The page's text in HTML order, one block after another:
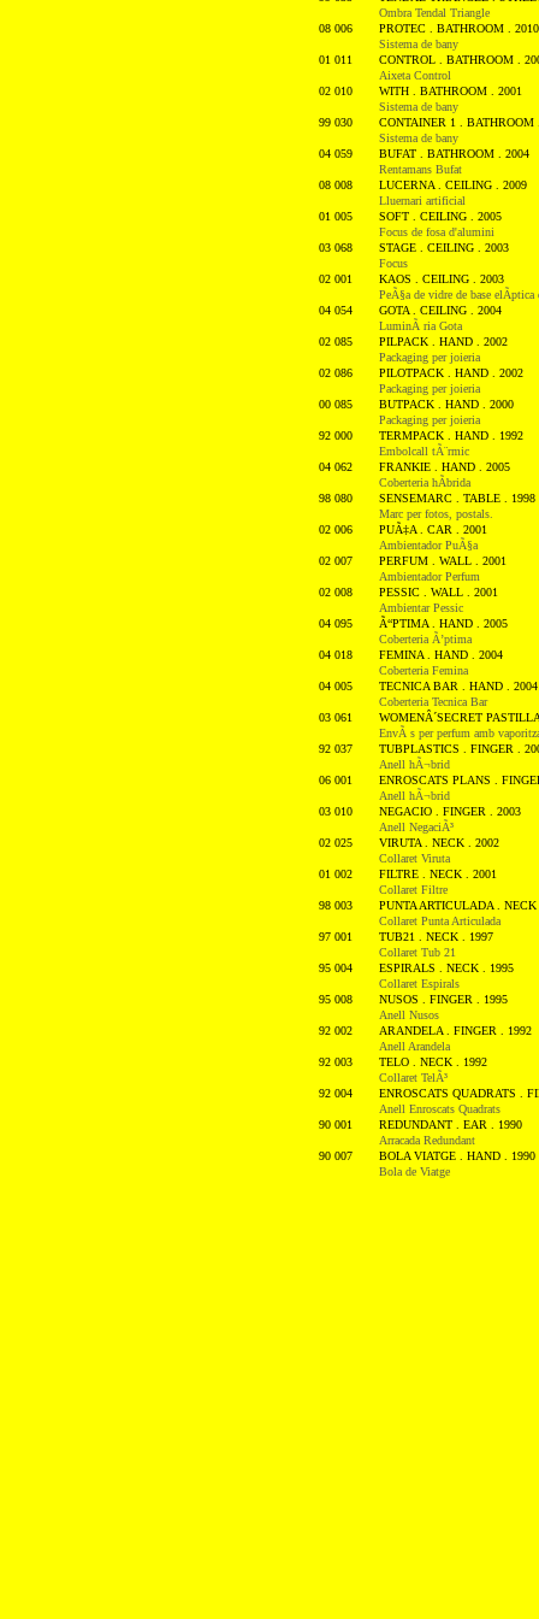
Ombra Tendal Triangle
08 006
PROTEC . BATHROOM . 2010
Sistema de bany
01 011
CONTROL . BATHROOM .
Aixeta Control
02 010
WITH . BATHROOM . 2001
Sistema de bany
99 030
CONTAINER 1 . BATHROOM
Sistema de bany
04 059
BUFAT . BATHROOM . 2004
Rentamans Bufat
08 008
LUCERNA . CEILING . 2009
Lluernari artificial
01 005
SOFT . CEILING . 2005
Focus de fosa d'alumini
03 068
STAGE . CEILING . 2003
Focus
02 001
KAOS . CEILING . 2003
PeÃ§a de vidre de base elÃ­ptica
04 054
GOTA . CEILING . 2004
LuminÃ ria Gota
02 085
PILPACK . HAND . 2002
Packaging per joieria
02 086
PILOTPACK . HAND . 2002
Packaging per joieria
00 085
BUTPACK . HAND . 2000
Packaging per joieria
92 000
TERMPACK . HAND . 1992
Embolcall tÃ¨rmic
04 062
FRANKIE . HAND . 2005
Coberteria hÃ­brida
98 080
SENSEMARC . TABLE . 1998
Marc per fotos, postals.
02 006
PUÃ‡A . CAR . 2001
Ambientador PuÃ§a
02 007
PERFUM . WALL . 2001
Ambientador Perfum
02 008
PESSIC . WALL . 2001
Ambientar Pessic
04 095
Ã“PTIMA . HAND . 2005
Coberteria Ã’ptima
04 018
FEMINA . HAND . 2004
Coberteria Femina
04 005
TECNICA BAR . HAND . 2004
Coberteria Tecnica Bar
03 061
WOMENÂ´SECRET
EnvÃ s per perfum amb
92 037
TUBPLASTICS . FINGER .
Anell hÃ¬brid
06 001
ENROSCATS PLANS .
Anell hÃ¬brid
03 010
NEGACIO . FINGER . 2003
Anell NegaciÃ³
02 025
VIRUTA . NECK . 2002
Collaret Viruta
01 002
FILTRE . NECK . 2001
Collaret Filtre
98 003
PUNTA ARTICULADA . NECK
Collaret Punta Articulada
97 001
TUB21 . NECK . 1997
Collaret Tub 21
95 004
ESPIRALS . NECK . 1995
Collaret Espirals
95 008
NUSOS . FINGER . 1995
Anell Nusos
92 002
ARANDELA . FINGER . 1992
Anell Arandela
92 003
TELO . NECK . 1992
Collaret TelÃ³
92 004
ENROSCATS QUADRATS .
Anell Enroscats Quadrats
90 001
REDUNDANT . EAR . 1990
Arracada Redundant
90 007
BOLA VIATGE . HAND . 1990
Bola de Viatge